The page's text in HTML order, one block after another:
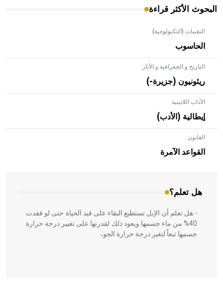
البحوث الأكثر قراءة
التقنيات (التكنولوجية)
الحاسوب
التاريخ و الجغرافية و الآثار
ريئونيون (جزيرة-)
الآداب اللاتينية
إيطالية (الأدب)
القانون
القواعد الآمرة
هل تعلم؟
- هل تعلم أن الأبلق نوع من الفنون الهندسية التي ارتبطت
بالعمارة الإسلامية في بلاد الشام ومصر خاصة، حيث يحرص
المعمار على بناء مداميكه وخاصة في الواجهات
- هل تعلم أن الإبل تستطيع البقاء على قيد الحياة حتى لو فقدت
40% من ماء جسمها ويعود ذلك لقدرتها على تغيير درجة حرارة
جسمها تبعاً لتغير درجة حرارة الجو،